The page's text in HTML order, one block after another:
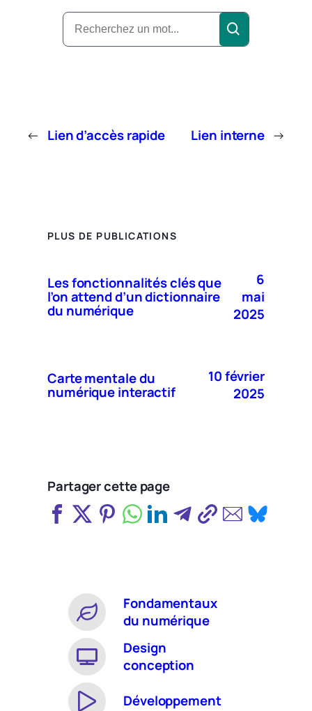
← Lien d’accès rapide Lien interne →
PLUS DE PUBLICATIONS
Les fonctionnalités clés que
l’on attend d’un dictionnaire
du numérique
6
mai
2025
Carte mentale du
numérique interactif
10 février
2025
Partager cette page
Fondamentaux
du numérique
Design
conception
Développement